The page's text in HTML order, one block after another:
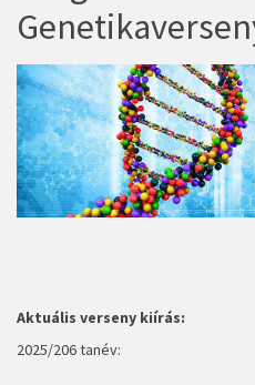
Aktuális verseny kiírás:
2025/206 tanév: